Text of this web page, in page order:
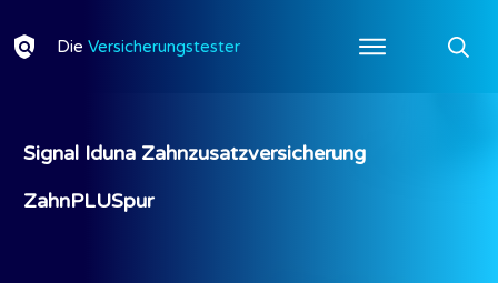
Die Versicherungstester
Signal Iduna Zahnzusatzversicherung
ZahnPLUSpur